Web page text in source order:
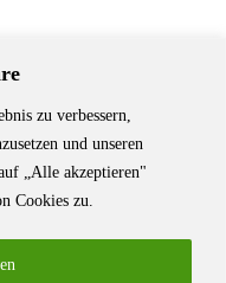
zu verbessern,
und unseren
„Alle akzeptieren"
Cookies zu.
für Autorinnen und
ein Veranstaltungsort für